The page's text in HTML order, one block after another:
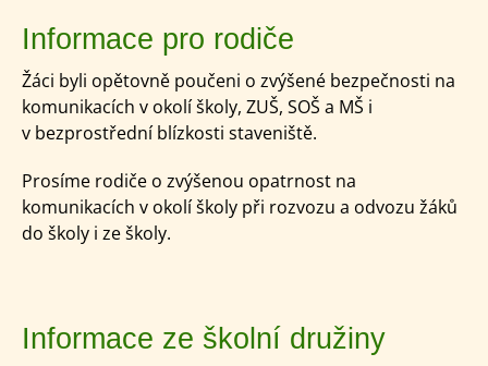
Informace pro rodiče
Žáci byli opětovně poučeni o zvýšené bezpečnosti na
komunikacích v okolí školy, ZUŠ, SOŠ a MŠ i
v bezprostřední blízkosti staveniště.
Prosíme rodiče o zvýšenou opatrnost na
komunikacích v okolí školy při rozvozu a odvozu žáků
do školy i ze školy.
Informace ze školní družiny